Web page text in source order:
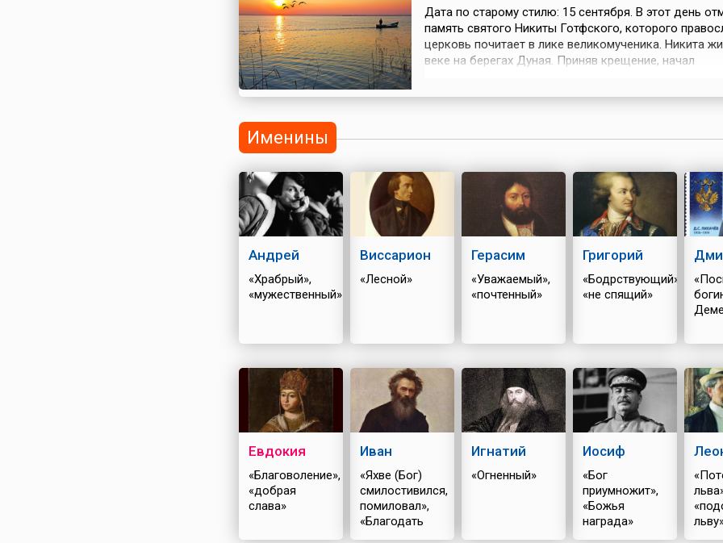
Дата по старому стилю: 15 сентября. В этот день
память святого Никиты Готфского, которого
церковь почитает в лике великомученика. Никита
веке на берегах Дуная. Приняв крещение, начал
Именины
Андрей
«Храбрый»,
«мужественный»
Виссарион
«Лесной»
Герасим
«Уважаемый»,
«почтенный»
Григорий
«Бодрствующий»,
«не спящий»
Евдокия
«Благоволение»,
«добрая
слава»
Иван
«Яхве (Бог)
смилостивился,
помиловал»,
«Благодать
Божия»
Игнатий
«Огненный»
Иосиф
«Бог
приумножит»,
«Божья
награда»